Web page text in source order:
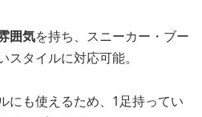
囲気を持ち、スニーカー・ブー
タイルに対応可能。
にも使えるため、1足持ってい